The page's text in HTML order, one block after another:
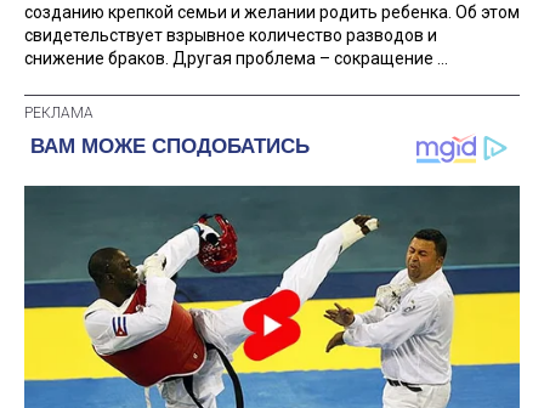
созданию крепкой семьи и желании родить ребенка. Об этом
свидетельствует взрывное количество разводов и
снижение браков. Другая проблема – сокращение ...